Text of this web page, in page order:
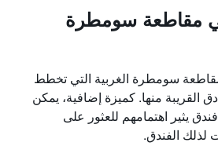
مقاطعة سومطرة
سومطرة الغربية التي تخطط
القريبة منها. كميزة إضافية، يمكن
يثير اهتمامهم للعثور على
الفندق.